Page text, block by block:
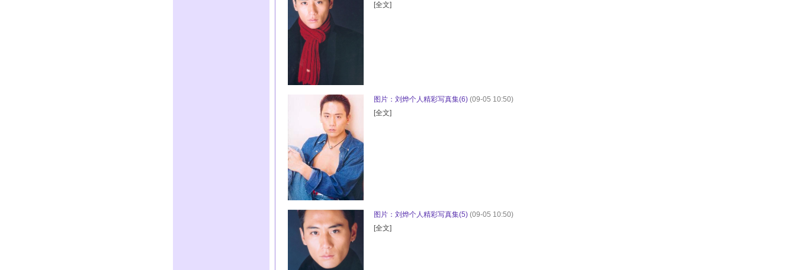
[全文]
图片：刘烨个人精彩写真集(6) (09-05 10:50)
[全文]
图片：刘烨个人精彩写真集(5) (09-05 10:50)
[全文]